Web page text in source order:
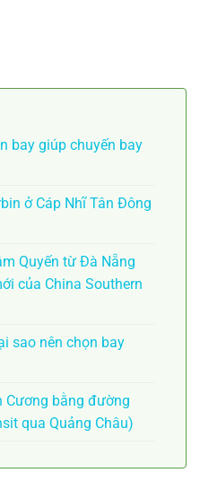
bay giúp chuyến bay
ở Cáp Nhĩ Tân Đông
Quyến từ Đà Nẵng
của China Southern
sao nên chọn bay
Cương bằng đường
qua Quảng Châu)